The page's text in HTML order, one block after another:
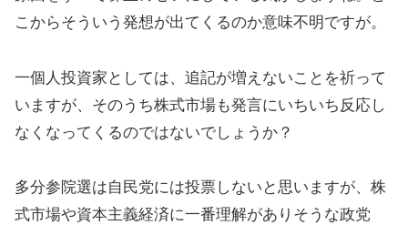
こからそういう発想が出てくるのか意味不明ですが。
一個人投資家としては、追記が増えないことを祈って
いますが、そのうち株式市場も発言にいちいち反応し
なくなってくるのではないでしょうか？
多分参院選は自民党には投票しないと思いますが、株
式市場や資本主義経済に一番理解がありそうな政党